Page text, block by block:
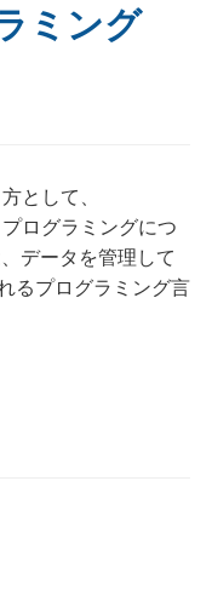
ミング
として、
ログラミングにつ
データを管理して
るプログラミング言